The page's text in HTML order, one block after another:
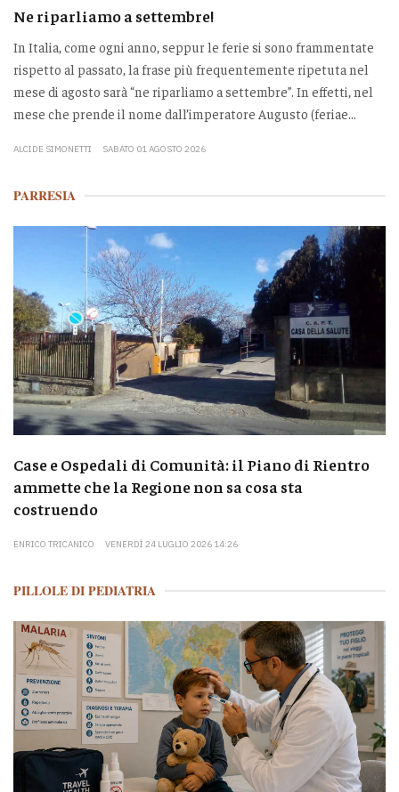
Ne riparliamo a settembre!
In Italia, come ogni anno, seppur le ferie si sono frammentate
rispetto al passato, la frase più frequentemente ripetuta nel
mese di agosto sarà “ne riparliamo a settembre”. In effetti, nel
mese che prende il nome dall’imperatore Augusto (feriae...
ALCIDE SIMONETTI SABATO 01 AGOSTO 2026
PARRESIA
Case e Ospedali di Comunità: il Piano di Rientro
ammette che la Regione non sa cosa sta
costruendo
ENRICO TRICANICO VENERDÌ 24 LUGLIO 2026 14:26
PILLOLE DI PEDIATRIA